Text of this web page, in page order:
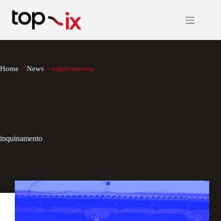
contenuto
Home ~ News ~ inquinamento
inquinamento